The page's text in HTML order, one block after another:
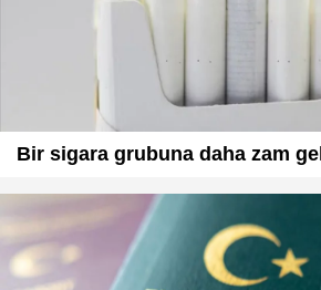
Bir sigara grubuna daha zam